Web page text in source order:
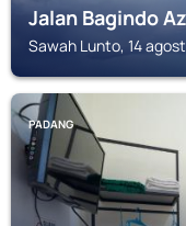
Jalan Bagindo
Sawah Lunto, 14
PADANG